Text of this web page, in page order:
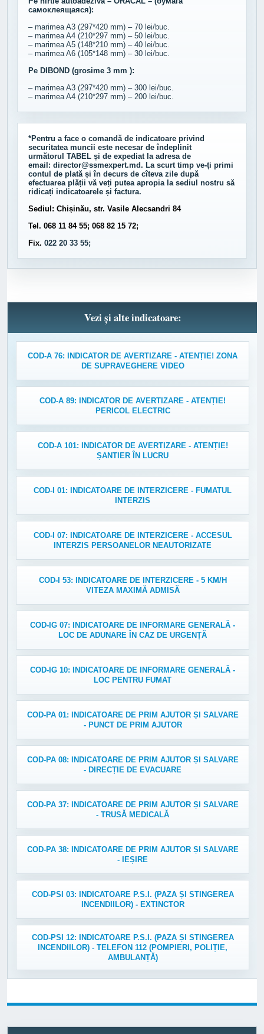
самоклеящаяся):
– marimea A3 (297*420 mm) – 70 lei/buc.
– marimea A4 (210*297 mm) – 50 lei/buc.
– marimea A5 (148*210 mm) – 40 lei/buc.
– marimea A6 (105*148 mm) – 30 lei/buc.
Pe DIBOND (grosime 3 mm ):
– marimea A3 (297*420 mm) – 300 lei/buc.
– marimea A4 (210*297 mm) – 200 lei/buc.
*Pentru a face o comandă de indicatoare privind
securitatea muncii este necesar de îndeplinit
următorul TABEL și de expediat la adresa de
email: director@ssmexpert.md. La scurt timp ve-ți primi
contul de plată și în decurs de cîteva zile după
efectuarea plății vă veți putea apropia la sediul nostru să
ridicați indicatoarele și factura.
Sediul: Chișinău, str. Vasile Alecsandri 84
Tel. 068 11 84 55; 068 82 15 72;
Fix. 022 20 33 55;
Vezi și alte indicatoare:
COD-A 76: INDICATOR DE AVERTIZARE - ATENȚIE! ZONA
DE SUPRAVEGHERE VIDEO
COD-A 89: INDICATOR DE AVERTIZARE - ATENȚIE!
PERICOL ELECTRIC
COD-A 101: INDICATOR DE AVERTIZARE - ATENȚIE!
ȘANTIER ÎN LUCRU
COD-I 01: INDICATOARE DE INTERZICERE - FUMATUL
INTERZIS
COD-I 07: INDICATOARE DE INTERZICERE - ACCESUL
INTERZIS PERSOANELOR NEAUTORIZATE
COD-I 53: INDICATOARE DE INTERZICERE - 5 KM/H
VITEZA MAXIMĂ ADMISĂ
COD-IG 07: INDICATOARE DE INFORMARE GENERALĂ -
LOC DE ADUNARE ÎN CAZ DE URGENȚĂ
COD-IG 10: INDICATOARE DE INFORMARE GENERALĂ -
LOC PENTRU FUMAT
COD-PA 01: INDICATOARE DE PRIM AJUTOR ȘI SALVARE
- PUNCT DE PRIM AJUTOR
COD-PA 08: INDICATOARE DE PRIM AJUTOR ȘI SALVARE
- DIRECȚIE DE EVACUARE
COD-PA 37: INDICATOARE DE PRIM AJUTOR ȘI SALVARE
- TRUSĂ MEDICALĂ
COD-PA 38: INDICATOARE DE PRIM AJUTOR ȘI SALVARE
- IEȘIRE
COD-PSI 03: INDICATOARE P.S.I. (PAZA ȘI STINGEREA
INCENDIILOR) - EXTINCTOR
COD-PSI 12: INDICATOARE P.S.I. (PAZA ȘI STINGEREA
INCENDIILOR) - TELEFON 112 (POMPIERI, POLIȚIE,
AMBULANȚĂ)